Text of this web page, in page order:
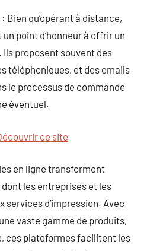
qu’opérant à distance,
point d’honneur à offrir un
proposent souvent des
téléphoniques, et des emails
le processus de commande
éventuel.
ce site
en ligne transforment
les entreprises et les
d’impression. Avec
vaste gamme de produits,
ces plateformes facilitent les